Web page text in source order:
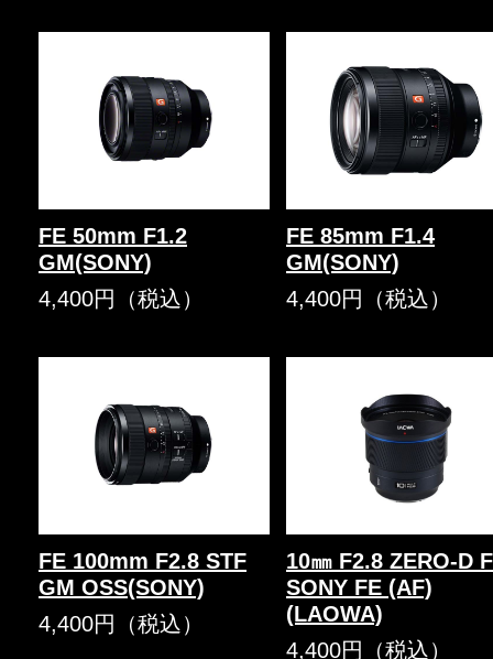
FE 50mm F1.2
GM(SONY)
4,400円（税込）
FE 85mm F1.4
GM(SONY)
4,400円（税込）
FE 100mm F2.8 STF
GM OSS(SONY)
4,400円（税込）
10㎜ F2.8 ZERO-D
SONY FE (AF)
(LAOWA)
4,400円（税込）